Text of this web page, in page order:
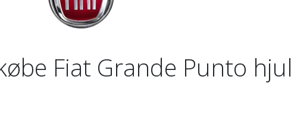
Fiat Grande Punto hjul